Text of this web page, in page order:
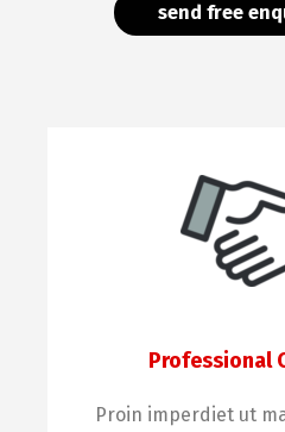
send free
Professional
Proin imperdiet ut